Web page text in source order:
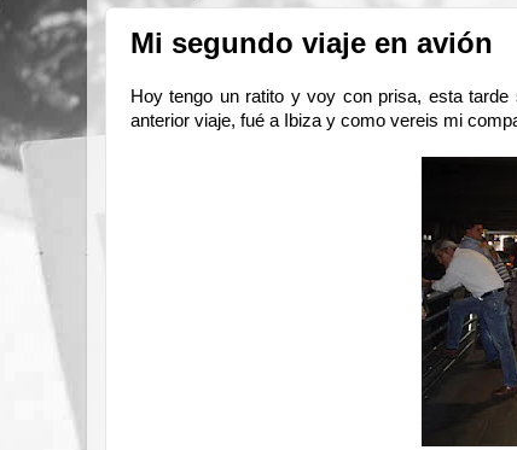
Mi segundo viaje en avión
Hoy tengo un ratito y voy con prisa, esta
anterior viaje, fué a Ibiza y como vereis mi